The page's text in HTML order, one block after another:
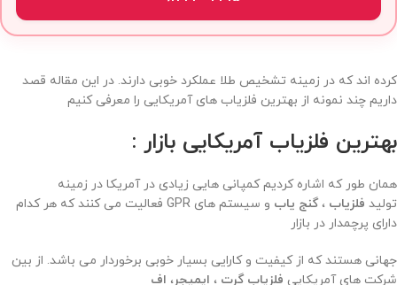
کرده اند که در زمینه تشخیص طلا عملکرد خوبی دارند. در این مقاله قصد
داریم چند نمونه از بهترین فلزیاب های آمریکایی را معرفی کنیم
بهترین فلزیاب آمریکایی بازار :
همان طور که اشاره کردیم کمپانی هایی زیادی در آمریکا در زمینه
تولید فلزیاب ،گنج یاب
و سیستم های GPR فعالیت می کنند که هر کدام
دارای پرچمدار در بازار
جهانی هستند که از کیفیت و کارایی بسیار خوبی برخوردار می باشد. از بین
شرکت های آمریکایی فلزیاب گرت ، ایمیجر، اف